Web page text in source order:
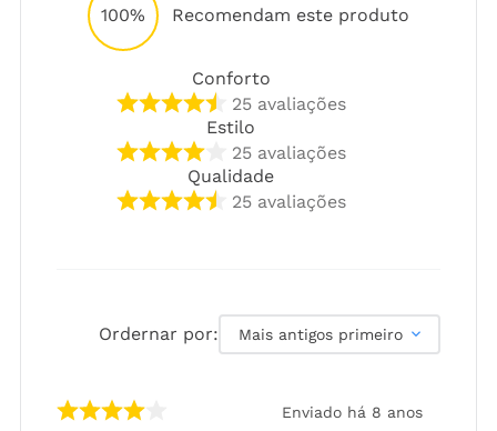
100% Recomendam este produto
Conforto
25 avaliações
Estilo
25 avaliações
Qualidade
25 avaliações
Ordernar por: Mais antigos primeiro
Enviado há 8 anos